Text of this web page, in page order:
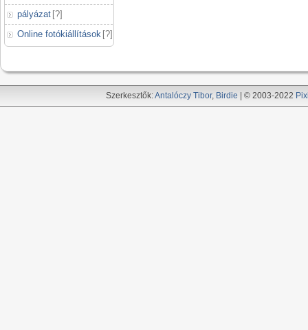
pályázat [?]
Online fotókiállítások [?]
Szerkesztők:Antalóczy Tibor, Birdie | © 2003-2022